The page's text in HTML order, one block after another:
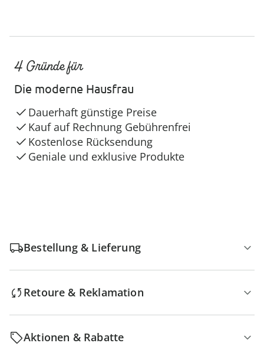
4 Gründe für
Die moderne Hausfrau
Dauerhaft günstige Preise
Kauf auf Rechnung Gebührenfrei
Kostenlose Rücksendung
Geniale und exklusive Produkte
Bestellung & Lieferung
Retoure & Reklamation
Aktionen & Rabatte